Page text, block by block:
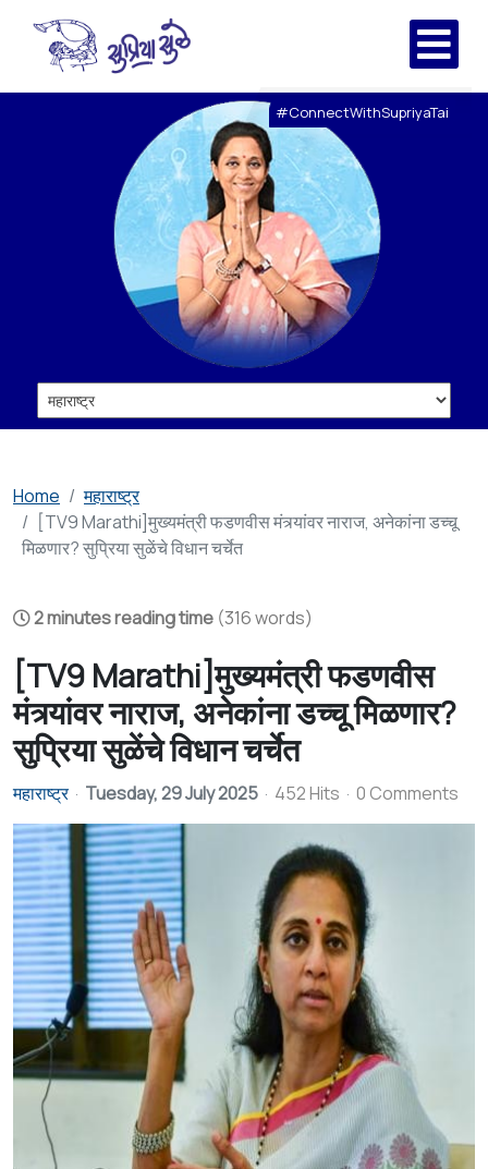
#ConnectWithSupriyaTai
Home
महाराष्ट्र
[TV9 Marathi]मुख्यमंत्री फडणवीस मंत्र्यांवर नाराज, अनेकांना डच्चू
मिळणार? सुप्रिया सुळेंचे विधान चर्चेत
2 minutes reading time (316 words)
[TV9 Marathi]मुख्यमंत्री फडणवीस
मंत्र्यांवर नाराज, अनेकांना डच्चू मिळणार?
सुप्रिया सुळेंचे विधान चर्चेत
महाराष्ट्र Tuesday, 29 July 2025 452 Hits 0 Comments